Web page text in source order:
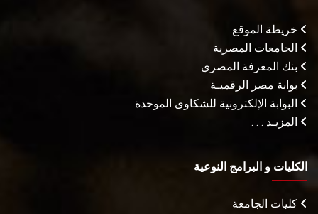
خريطة الموقع
الجامعات المصرية
بنك المعرفة المصري
بوابة مصر الرقميـة
البوابة الإلكترونية للشكاوى الموحدة
المزيـد . . .
الكليات و البرامج النوعية
كليات الجامعة